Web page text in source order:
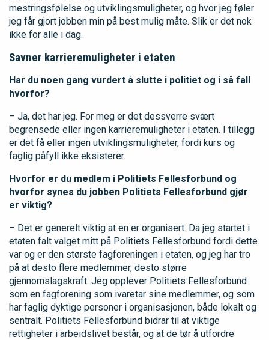
mestringsfølelse og utviklingsmuligheter, og hvor jeg føler
jeg får gjort jobben min på best mulig måte. Slik er det nok
ikke for alle i dag.
Savner karrieremuligheter i etaten
Har du noen gang vurdert å slutte i politiet og i så fall
hvorfor?
– Ja, det har jeg. For meg er det dessverre svært
begrensede eller ingen karrieremuligheter i etaten. I tillegg
er det få eller ingen utviklingsmuligheter, fordi kurs og
faglig påfyll ikke eksisterer.
Hvorfor er du medlem i Politiets Fellesforbund og
hvorfor synes du jobben Politiets Fellesforbund gjør
er viktig?
– Det er generelt viktig at en er organisert. Da jeg startet i
etaten falt valget mitt på Politiets Fellesforbund fordi dette
var og er den største fagforeningen i etaten, og jeg har tro
på at desto flere medlemmer, desto større
gjennomslagskraft. Jeg opplever Politiets Fellesforbund
som en fagforening som ivaretar sine medlemmer, og som
har faglig dyktige personer i organisasjonen, både lokalt og
sentralt. Politiets Fellesforbund bidrar til at viktige
rettigheter i arbeidslivet består, og at de tør å utfordre